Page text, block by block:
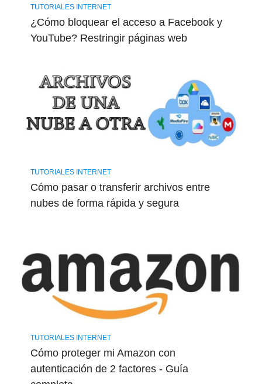
TUTORIALES INTERNET
¿Cómo bloquear el acceso a Facebook y
YouTube? Restringir páginas web
TUTORIALES INTERNET
Cómo pasar o transferir archivos entre
nubes de forma rápida y segura
TUTORIALES INTERNET
Cómo proteger mi Amazon con
autenticación de 2 factores - Guía ​